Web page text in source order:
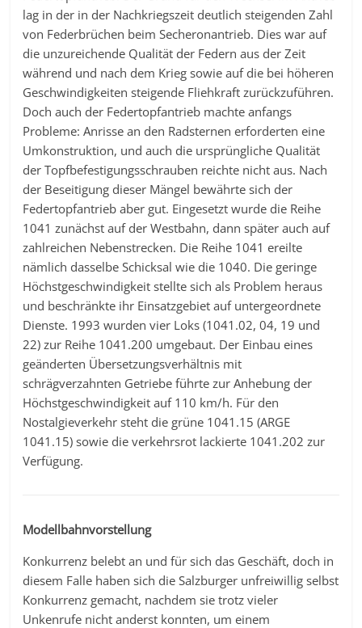
lag in der in der Nachkriegszeit deutlich steigenden Zahl
von Federbrüchen beim Secheronantrieb. Dies war auf
die unzureichende Qualität der Federn aus der Zeit
während und nach dem Krieg sowie auf die bei höheren
Geschwindigkeiten steigende Fliehkraft zurückzuführen.
Doch auch der Federtopfantrieb machte anfangs
Probleme: Anrisse an den Radsternen erforderten eine
Umkonstruktion, und auch die ursprüngliche Qualität
der Topfbefestigungsschrauben reichte nicht aus. Nach
der Beseitigung dieser Mängel bewährte sich der
Federtopfantrieb aber gut. Eingesetzt wurde die Reihe
1041 zunächst auf der Westbahn, dann später auch auf
zahlreichen Nebenstrecken. Die Reihe 1041 ereilte
nämlich dasselbe Schicksal wie die 1040. Die geringe
Höchstgeschwindigkeit stellte sich als Problem heraus
und beschränkte ihr Einsatzgebiet auf untergeordnete
Dienste. 1993 wurden vier Loks (1041.02, 04, 19 und
22) zur Reihe 1041.200 umgebaut. Der Einbau eines
geänderten Übersetzungsverhältnis mit
schrägverzahnten Getriebe führte zur Anhebung der
Höchstgeschwindigkeit auf 110 km/h. Für den
Nostalgieverkehr steht die grüne 1041.15 (ARGE
1041.15) sowie die verkehrsrot lackierte 1041.202 zur
Verfügung.
Modellbahnvorstellung
Konkurrenz belebt an und für sich das Geschäft, doch in
diesem Falle haben sich die Salzburger unfreiwillig selbst
Konkurrenz gemacht, nachdem sie trotz vieler
Unkenrufe nicht anderst konnten, um einem